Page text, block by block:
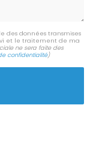
des données transmises
et le traitement de ma
ne sera faite des
confidentialité)